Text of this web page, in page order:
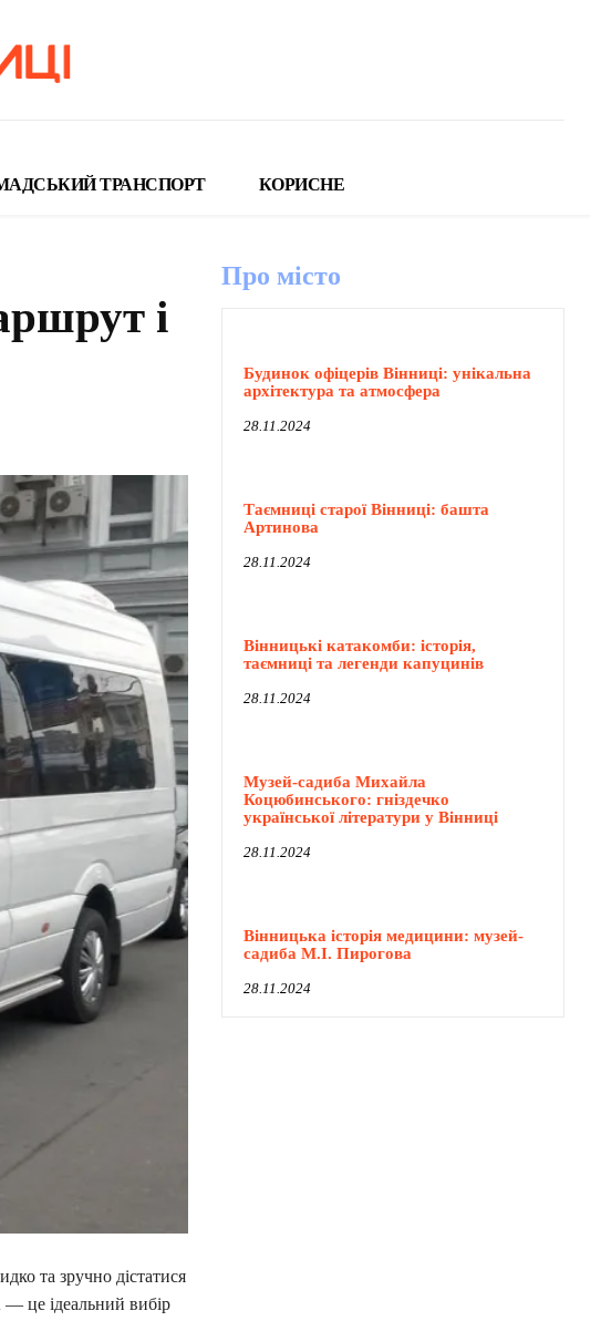
ТРАНСПОРТ КОРИСНЕ
і
та зручно дістатися
— це ідеальний вибір
Про місто
Будинок офіцерів Вінниці: унікальна
архітектура та атмосфера
28.11.2024
Таємниці старої Вінниці: башта
Артинова
28.11.2024
Вінницькі катакомби: історія,
таємниці та легенди капуцинів
28.11.2024
Музей-садиба Михайла
Коцюбинського: гніздечко
української літератури у Вінниці
28.11.2024
Вінницька історія медицини: музей-
садиба М.І. Пирогова
28.11.2024